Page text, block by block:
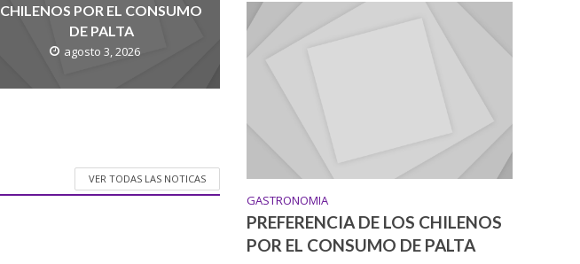
CHILENOS POR EL CONSUMO
DE PALTA
agosto 3, 2026
VER TODAS LAS NOTICAS
GASTRONOMIA
PREFERENCIA DE LOS CHILENOS
POR EL CONSUMO DE PALTA